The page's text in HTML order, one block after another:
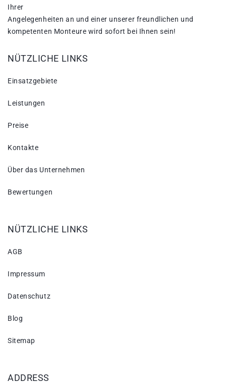
Ihrer
Angelegenheiten an und einer unserer freundlichen und
kompetenten Monteure wird sofort bei Ihnen sein!
NÜTZLICHE LINKS
Einsatzgebiete
Leistungen
Preise
Kontakte
Über das Unternehmen
Bewertungen
NÜTZLICHE LINKS
AGB
Impressum
Datenschutz
Blog
Sitemap
ADDRESS